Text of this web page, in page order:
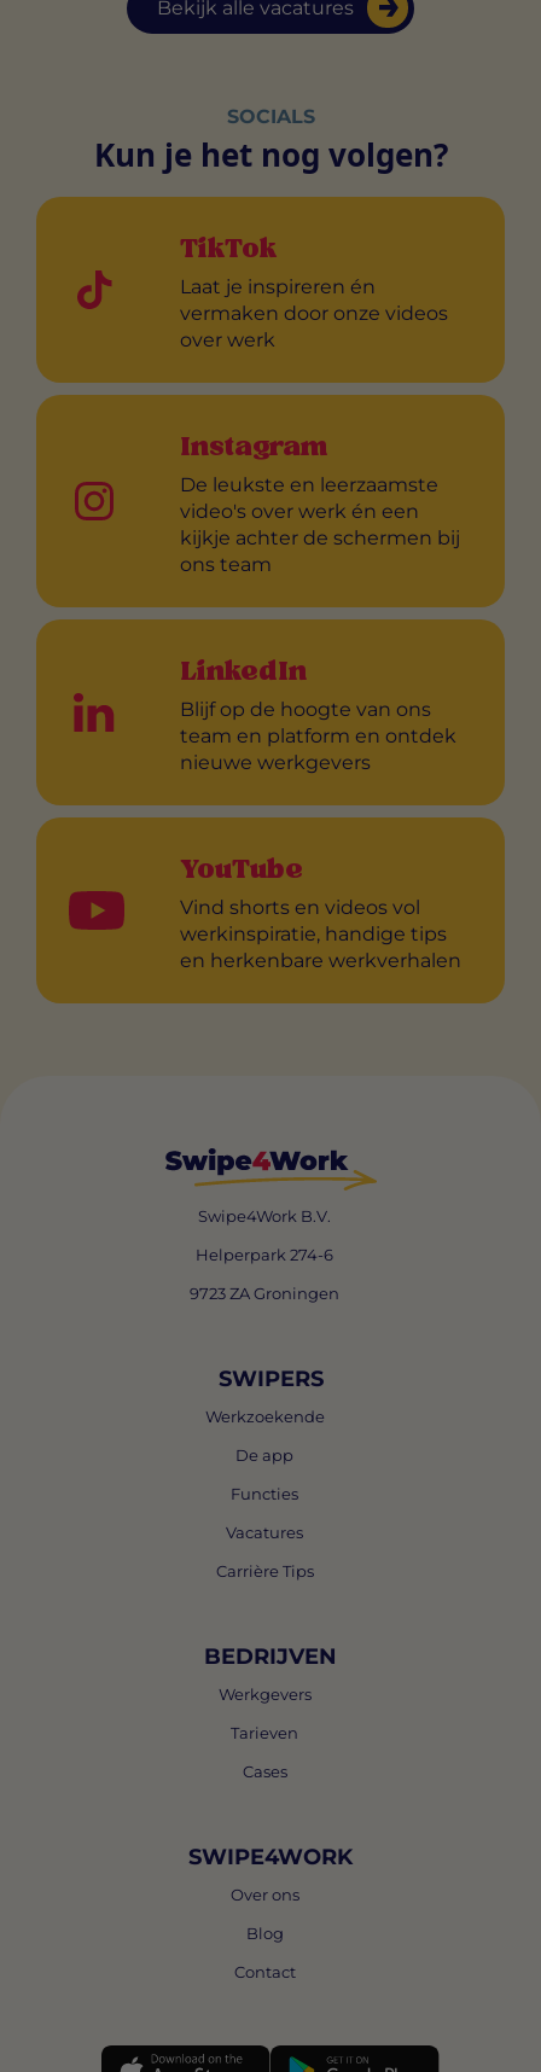
Bekijk alle vacatures
SOCIALS
Kun je het nog volgen?
TikTok
Laat je inspireren én
vermaken door onze videos
over werk
Instagram
De leukste en leerzaamste
video's over werk én een
kijkje achter de schermen bij
ons team
LinkedIn
Blijf op de hoogte van ons
team en platform en ontdek
nieuwe werkgevers
YouTube
Vind shorts en videos vol
werkinspiratie, handige tips
en herkenbare werkverhalen
Swipe4Work B.V.
Helperpark 274-6
9723 ZA Groningen
SWIPERS
Werkzoekende
De app
Functies
Vacatures
Carrière Tips
BEDRIJVEN
Werkgevers
Tarieven
Cases
SWIPE4WORK
Over ons
Blog
Contact